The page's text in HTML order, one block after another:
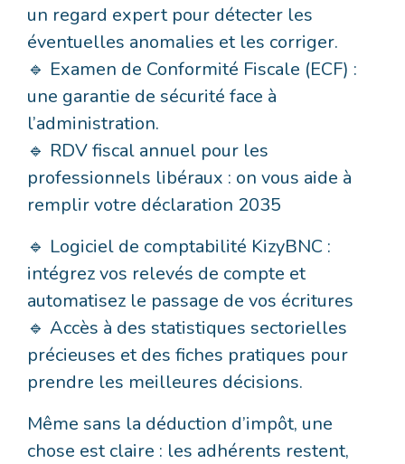
un regard expert pour détecter les
éventuelles anomalies et les corriger.
🔹 Examen de Conformité Fiscale (ECF) :
une garantie de sécurité face à
l’administration.
🔹 RDV fiscal annuel pour les
professionnels libéraux : on vous aide à
remplir votre déclaration 2035
🔹 Logiciel de comptabilité KizyBNC :
intégrez vos relevés de compte et
automatisez le passage de vos écritures
🔹 Accès à des statistiques sectorielles
précieuses et des fiches pratiques pour
prendre les meilleures décisions.
Même sans la déduction d’impôt, une
chose est claire : les adhérents restent,